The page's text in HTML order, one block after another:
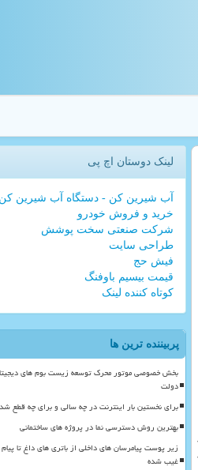
لینک دوستان اچ پی
آب شیرین کن - دستگاه آب شیرین کن
خرید و فروش خودرو
شرکت صنعتی سخت پوشش
طراحی سایت
فیش حج
قیمت بیسیم باوفنگ
کوتاه کننده لینک
پربیننده ترین ها
بخش خصوصی موتور محرک توسعه زیست بوم های
دولت
برای نخستین بار اینترنت در چه سالی و برای چه قطع
بهترین روش دسترسی نما در پروژه های ساختمانی
زیر پوست پیامرسان های داخلی از باتری های داغ تا
غیب شده